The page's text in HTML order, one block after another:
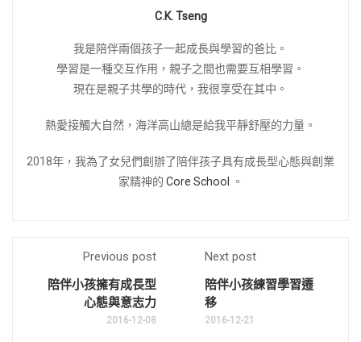
C.K. Tseng
我是陪伴兩個孩子一起成長與學習的爸比。
學習是一種交互作用，親子之間也需要互相學習。
現在是親子共學的時代，我很享受在其中。
熱愛接觸大自然，海洋高山總是給我平靜舒壓的力量。
2018年，我為了女兒們創辦了陪伴孩子具有成長型心態與創業
家精神的 Core School 。
Previous post
陪伴小孩擁有成長型
心態與意志力
2016-12-08
Next post
陪伴小孩練習學習遷
移
2016-12-21